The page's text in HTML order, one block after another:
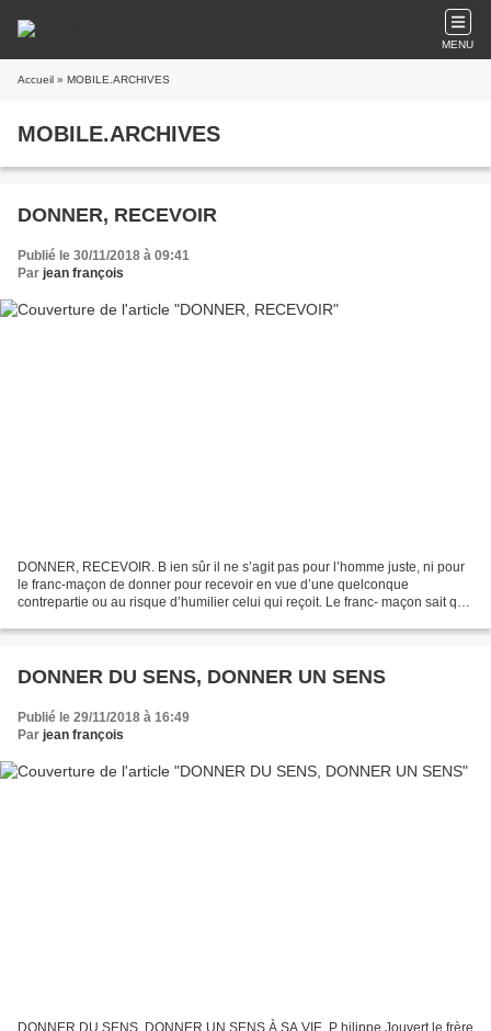
MENU
Accueil » MOBILE.ARCHIVES
MOBILE.ARCHIVES
DONNER, RECEVOIR
Publié le 30/11/2018 à 09:41
Par jean françois
DONNER, RECEVOIR. B ien sûr il ne s’agit pas pour l’homme juste, ni pour
le franc-maçon de donner pour recevoir en vue d’une quelconque
contrepartie ou au risque d’humilier celui qui reçoit. Le franc- maçon sait que
DONNER DU SENS, DONNER UN SENS
Publié le 29/11/2018 à 16:49
Par jean françois
DONNER DU SENS, DONNER UN SENS À SA VIE. P hilippe Jouvert le frère